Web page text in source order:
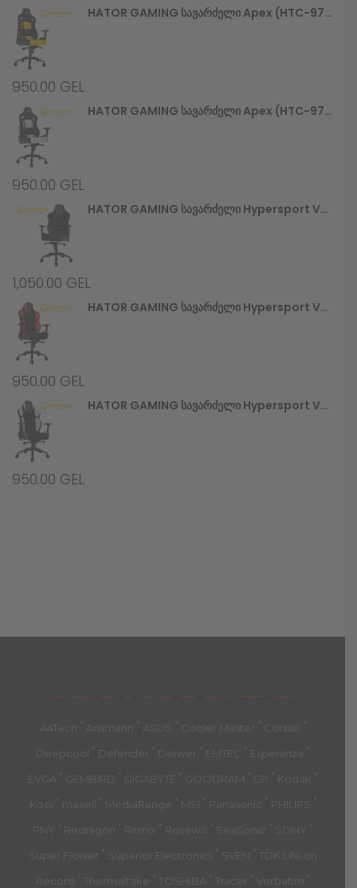
HATOR GAMING Სავარძელი Apex (HTC-971) Black/Yellow
950.00 GEL
HATOR GAMING Სავარძელი Apex (HTC-972) Black/White
950.00 GEL
HATOR GAMING Სავარძელი Hypersport V2 (HTC-945) Stealth
1,050.00 GEL
HATOR GAMING Სავარძელი Hypersport V2 (HTC-946) Black/Red
950.00 GEL
HATOR GAMING Სავარძელი Hypersport V2 (HTC-948) Black/White
950.00 GEL
A4Tech ' Ansmann ' ASUS ' Cooler Master ' Corsair '
Deepcool ' Defender ' Denver ' EMTEC ' Esperanza '
EVGA ' GEMBIRD ' GIGABYTE ' GOODRAM ' GP ' Kodak '
Koss ' maxell ' MediaRange ' MSI ' Panasonic ' PHILIPS '
PNY ' Redragon ' Ritmix ' Rosewill ' SeaSonic ' SONY '
Super Flower ' Superior Electronics ' SVEN ' TDK Life on
Record ' Thermaltake ' TOSHIBA ' Tracer ' Verbatim '